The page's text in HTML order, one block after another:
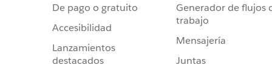
De pago o gratuito
Accesibilidad
Lanzamientos
destacados
Generador de flujos
trabajo
Mensajería
Juntas